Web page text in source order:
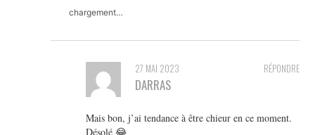
chargement…
RÉPONDRE
27 MAI 2023
DARRAS
Mais bon, j’ai tendance à être chieur en ce moment.
Désolé 😂